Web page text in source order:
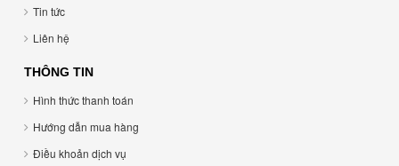
Tin tức
Liên hệ
THÔNG TIN
Hình thức thanh toán
Hướng dẫn mua hàng
Điều khoản dịch vụ